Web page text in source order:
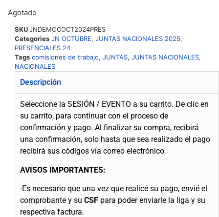
Agotado
SKUJNDEMOCOCT2024PRES
Categories JN OCTUBRE, JUNTAS NACIONALES 2025,
PRESENCIALES 24
Tags comisiones de trabajo, JUNTAS, JUNTAS NACIONALES,
NACIONALES
Descripción
Seleccione la SESIÓN / EVENTO a su carrito. De clic en
su carrito, para continuar con el proceso de
confirmación y pago. Al finalizar su compra, recibirá
una confirmación, solo hasta que sea realizado el pago
recibirá sus códigos vía correo electrónico
AVISOS IMPORTANTES:
-Es necesario que una vez que realicé su pago, envié el
comprobante y su CSF para poder enviarle la liga y su
respectiva factura.